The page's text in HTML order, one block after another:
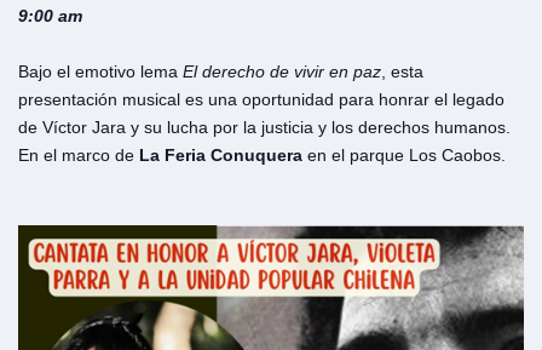
9:00 am
Bajo el emotivo lema El derecho de vivir en paz , esta
presentación musical es una oportunidad para honrar el legado
de Víctor Jara y su lucha por la justicia y los derechos humanos.
En el marco de La Feria Conuquera en el parque Los Caobos.